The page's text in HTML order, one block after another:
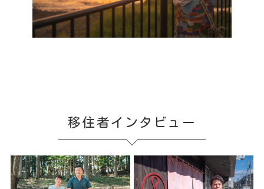
移住者インタビュー